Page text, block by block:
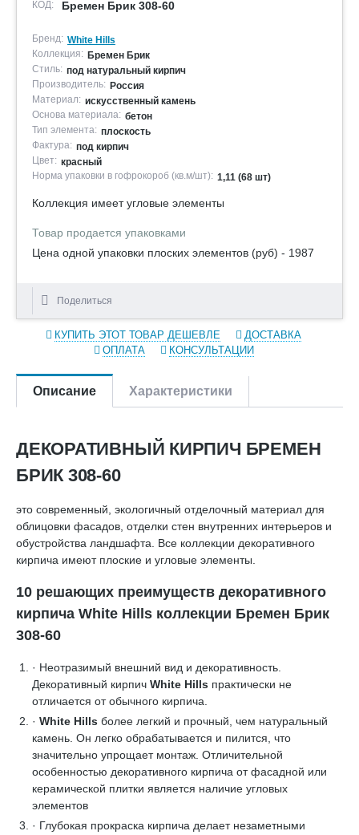
КОД: Бремен Брик 308-60
Бренд: White Hills
Коллекция: Бремен Брик
Стиль: под натуральный кирпич
Производитель: Россия
Материал: искусственный камень
Основа материала: бетон
Тип элемента: плоскость
Фактура: под кирпич
Цвет: красный
Норма упаковки в гофрокороб (кв.м/шт): 1,11 (68 шт)
Коллекция имеет угловые элементы
Товар продается упаковками
Цена одной упаковки плоских элементов (руб) - 1987
Поделиться
КУПИТЬ ЭТОТ ТОВАР ДЕШЕВЛЕ
ДОСТАВКА
ОПЛАТА
КОНСУЛЬТАЦИИ
Описание Характеристики
ДЕКОРАТИВНЫЙ КИРПИЧ БРЕМЕН
БРИК 308-60
это современный, экологичный отделочный материал для
облицовки фасадов, отделки стен внутренних интерьеров и
обустройства ландшафта. Все коллекции декоративного
кирпича имеют плоские и угловые элементы.
10 решающих преимуществ декоративного
кирпича White Hills коллекции Бремен Брик
308-60
· Неотразимый внешний вид и декоративность.
Декоративный кирпич White Hills практически не
отличается от обычного кирпича.
· White Hills более легкий и прочный, чем натуральный
камень. Он легко обрабатывается и пилится, что
значительно упрощает монтаж. Отличительной
особенностью декоративного кирпича от фасадной или
керамической плитки является наличие угловых
элементов
· Глубокая прокраска кирпича делает незаметными